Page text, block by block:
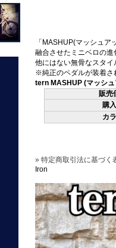
「MASHUP(マッシュ
融合させたミニベロの進
他にはない無骨なスタイ
※純正のペダルが装着さ
tern MASHUP (マッシ
販売
購
カ
» 特定商取引法に基づく
Iron